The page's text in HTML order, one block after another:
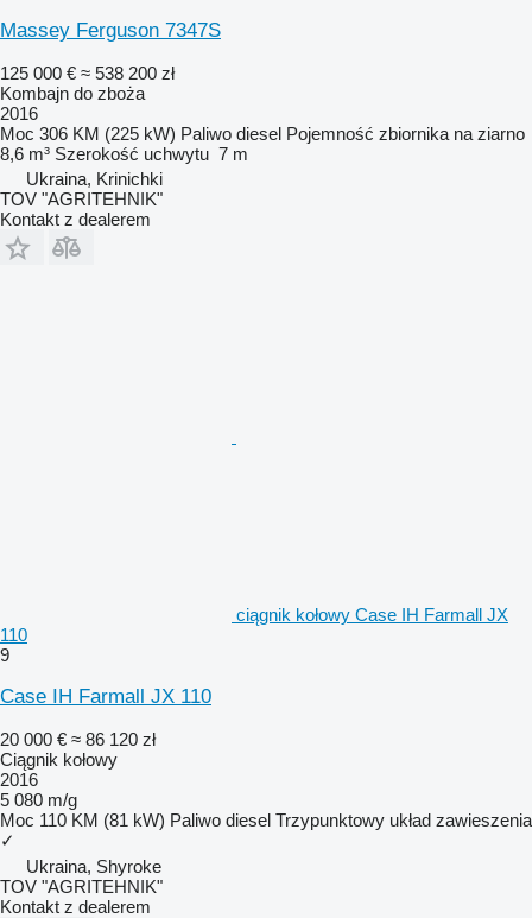
Massey Ferguson 7347S
125 000 € ≈ 538 200 zł
Kombajn do zboża
2016
Moc 306 KM (225 kW) Paliwo diesel Pojemność zbiornika na ziarno
8,6 m³ Szerokość uchwytu 7 m
Ukraina, Krinichki
TOV "AGRITEHNIK"
Kontakt z dealerem
ciągnik kołowy Case IH Farmall JX
110
9
Case IH Farmall JX 110
20 000 € ≈ 86 120 zł
Ciągnik kołowy
2016
5 080 m/g
Moc 110 KM (81 kW) Paliwo diesel Trzypunktowy układ zawieszenia
✓
Ukraina, Shyroke
TOV "AGRITEHNIK"
Kontakt z dealerem